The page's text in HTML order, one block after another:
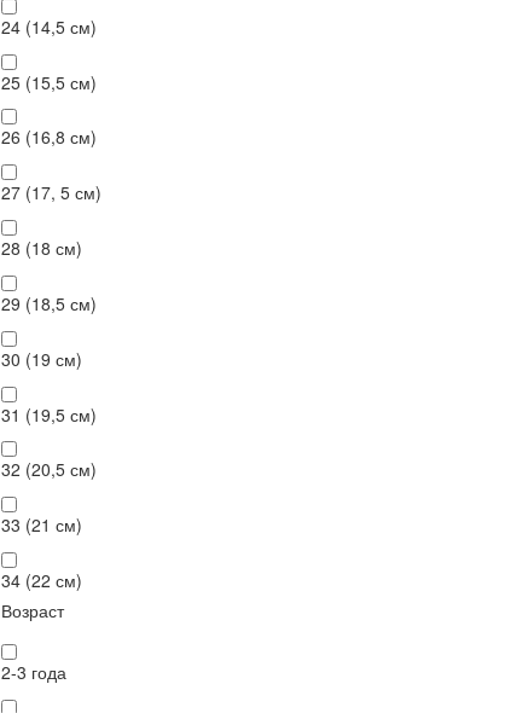
24 (14,5 см)
25 (15,5 см)
26 (16,8 см)
27 (17, 5 см)
28 (18 см)
29 (18,5 см)
30 (19 см)
31 (19,5 см)
32 (20,5 см)
33 (21 см)
34 (22 см)
Возраст
2-3 года